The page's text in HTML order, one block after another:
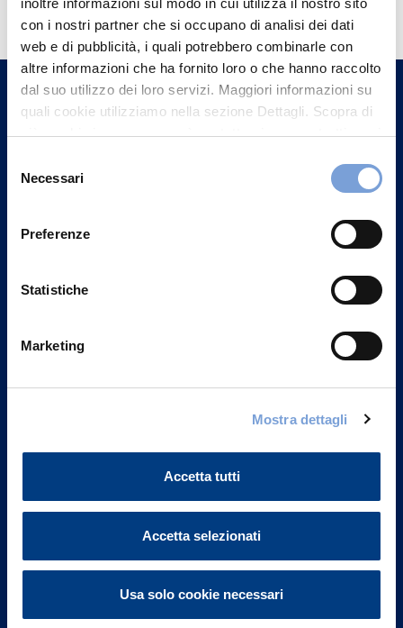
con i nostri partner che si occupano di analisi dei dati
web e di pubblicità, i quali potrebbero combinarle con
altre informazioni che ha fornito loro o che hanno raccolto
dal suo utilizzo dei loro servizi. Maggiori informazioni su
quali cookie utilizziamo nella sezione Dettagli. Scopra di
più su chi siamo, come può contattarci e come trattiamo i
può trovare nel footer del sito nella sezione "Informativa
delNecessari
Preferenze
Statistiche
Marketing
Mostra dettagli
Accetta tutti
Accetta selezionati
Usa solo cookie necessari
informazioni?
Trova l'Agenzia più vicina a te e parla con
un nostro Agente.
Contattaci
FAQ
Investor Relations